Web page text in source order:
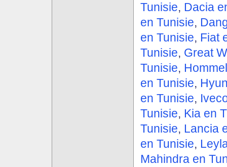
Tunisie, Dacia
en Tunisie,
en Tunisie, Fiat
Tunisie, Great
Tunisie,
en Tunisie,
en Tunisie,
Tunisie, Kia en
Tunisie, Lancia
en Tunisie,
Mahindra en